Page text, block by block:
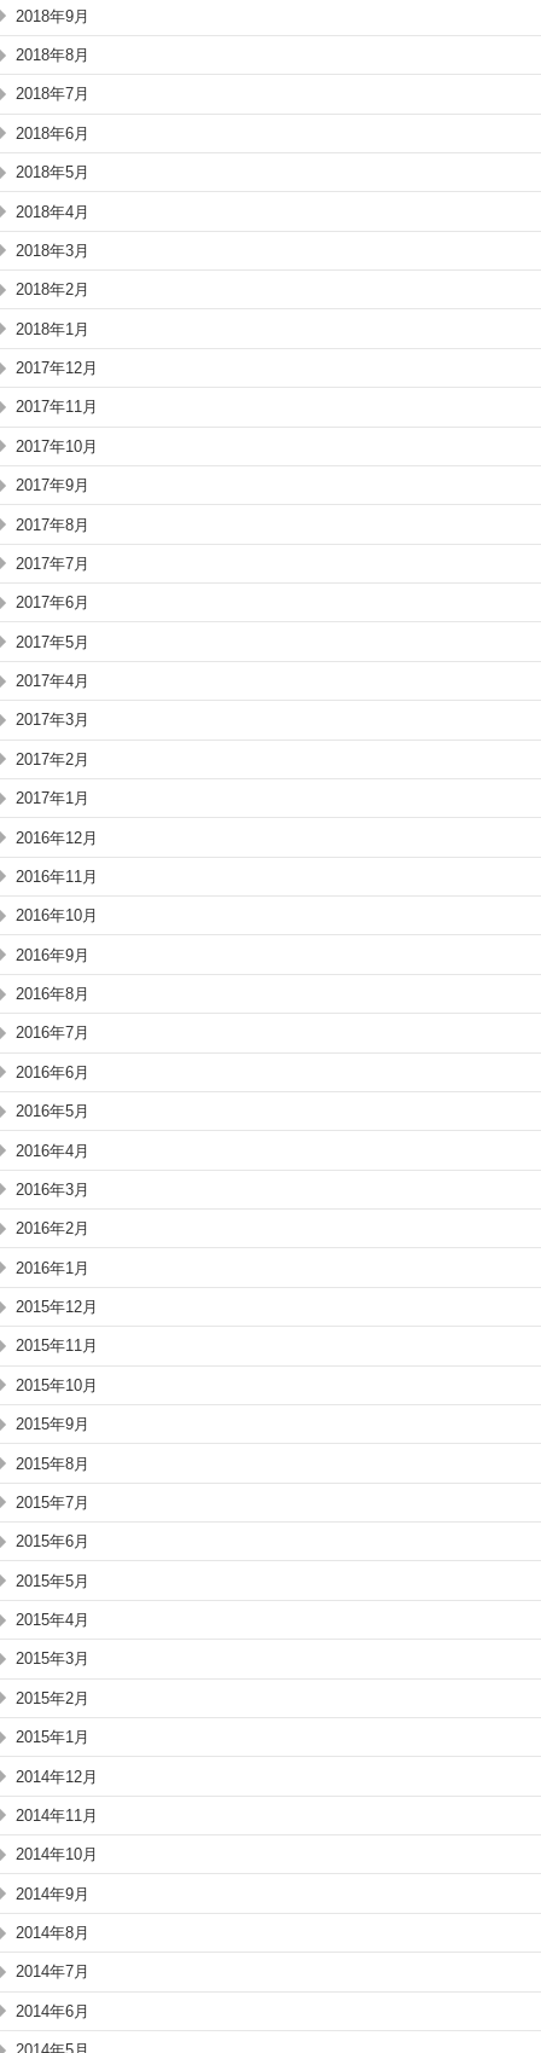
2018年9月
2018年8月
2018年7月
2018年6月
2018年5月
2018年4月
2018年3月
2018年2月
2018年1月
2017年12月
2017年11月
2017年10月
2017年9月
2017年8月
2017年7月
2017年6月
2017年5月
2017年4月
2017年3月
2017年2月
2017年1月
2016年12月
2016年11月
2016年10月
2016年9月
2016年8月
2016年7月
2016年6月
2016年5月
2016年4月
2016年3月
2016年2月
2016年1月
2015年12月
2015年11月
2015年10月
2015年9月
2015年8月
2015年7月
2015年6月
2015年5月
2015年4月
2015年3月
2015年2月
2015年1月
2014年12月
2014年11月
2014年10月
2014年9月
2014年8月
2014年7月
2014年6月